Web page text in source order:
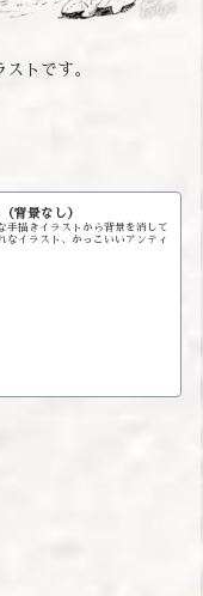
トです。
背景なし）
手描きイラストから背景を消して
なイラスト、かっこいいアンティ